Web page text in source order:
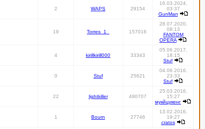
2 WAPS 29154
16.03.2024,
03:37
GunMan
19 Torres_1_ 157016
28.07.2020,
08:13
FANTOM
OPERA
4 kirillkirill000 33343
05.06.2017,
18:15
Stuf
0 Stuf 25621
04.06.2016,
23:33
Stuf
22 lightkiller 490707
25.03.2016,
15:27
мукйцукенг
1 Bourn 27746
13.02.2016,
19:27
cratos